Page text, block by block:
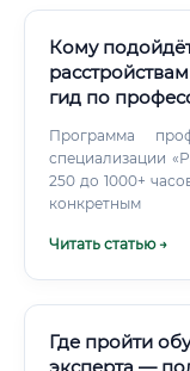
Кому
гид по
Программа
специализации
250 до 1000+
Research on
Читать статью →
Где пройти